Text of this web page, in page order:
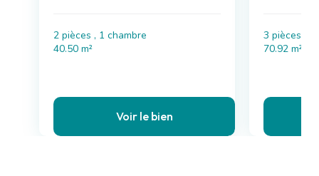
2 pièces , 1 chambre
40.50 m²
Voir le bien
3 pièces , 2
70.92 m²